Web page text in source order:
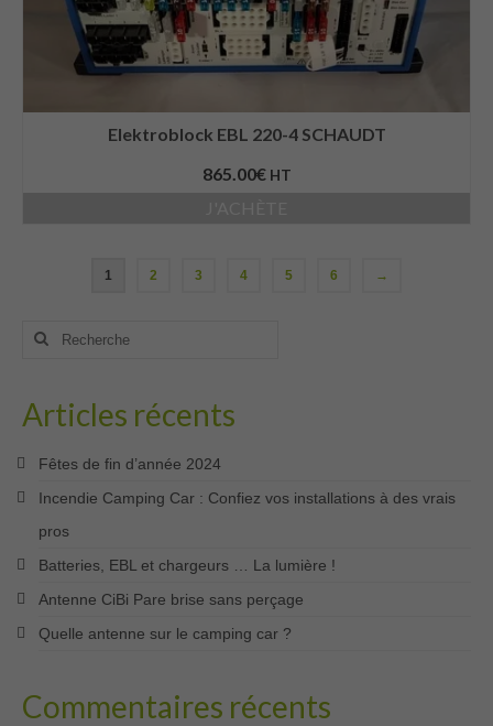
Elektroblock EBL 220-4 SCHAUDT
865.00€ HT
1 2 3 4 5 6 →
Rechercher
Articles récents
Fêtes de fin d’année 2024
Incendie Camping Car : Confiez vos installations à des vrais
pros
Batteries, EBL et chargeurs … La lumière !
Antenne CiBi Pare brise sans perçage
Quelle antenne sur le camping car ?
Commentaires récents